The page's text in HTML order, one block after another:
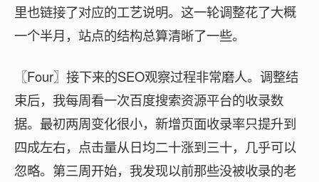
里也链接了对应的工艺说明。这一轮调整花了大概
一个半月，站点的结构总算清晰了一些。
〖Four〗接下来的SEO观察过程非常磨人。调整结
束后，我每周看一次百度搜索资源平台的收录数
据。最初两周变化很小，新增页面收录率只提升到
四成左右，点击量从日均二十涨到三十，几乎可以
忽略。第三周开始，我发现以前那些没被收录的老